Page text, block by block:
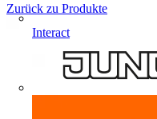
Interact
Zurück zu Produkte